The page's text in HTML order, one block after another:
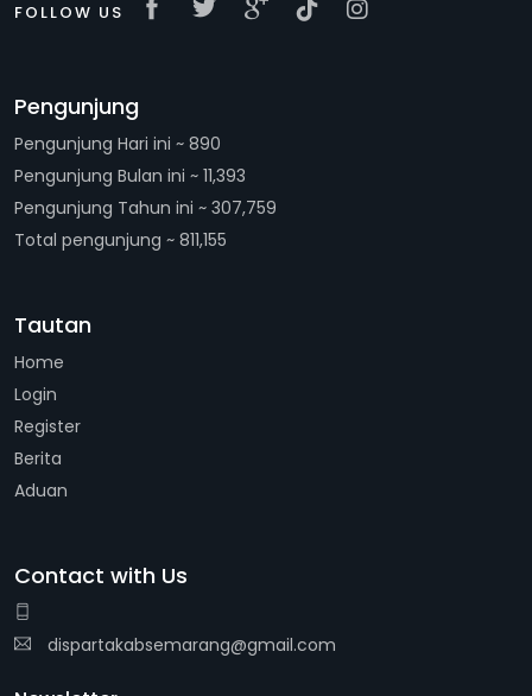
FOLLOW US
Pengunjung
Pengunjung Hari ini ~ 890
Pengunjung Bulan ini ~ 11,393
Pengunjung Tahun ini ~ 307,759
Total pengunjung ~ 811,155
Tautan
Home
Login
Register
Berita
Aduan
Contact with Us
dispartakabsemarang@gmail.com